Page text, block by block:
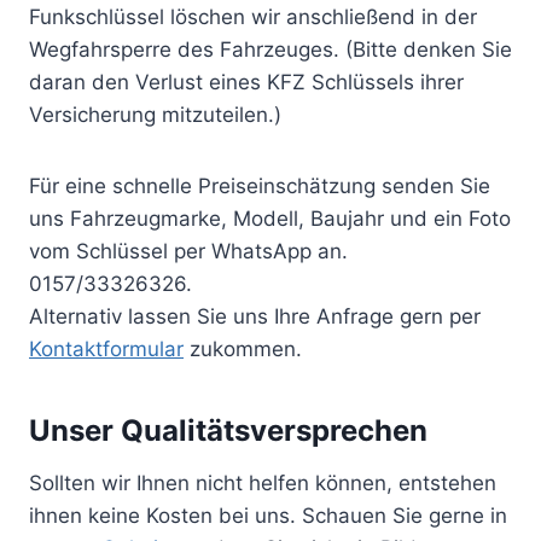
Funkschlüssel löschen wir anschließend in der
Wegfahrsperre des Fahrzeuges. (Bitte denken Sie
daran den Verlust eines KFZ Schlüssels ihrer
Versicherung mitzuteilen.)
Für eine schnelle Preiseinschätzung senden Sie
uns Fahrzeugmarke, Modell, Baujahr und ein Foto
vom Schlüssel per WhatsApp an.
0157/33326326.
Alternativ lassen Sie uns Ihre Anfrage gern per
Kontaktformular zukommen.
Unser Qualitätsversprechen
Sollten wir Ihnen nicht helfen können, entstehen
ihnen keine Kosten bei uns. Schauen Sie gerne in